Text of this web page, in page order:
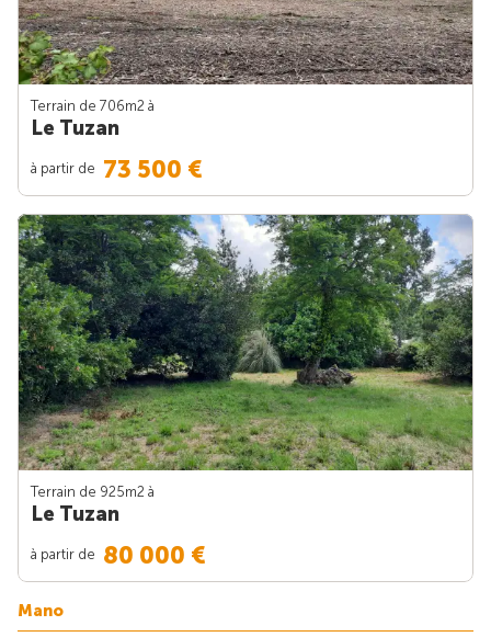
Terrain de 706m2 à
Le Tuzan
à partir de 73 500 €
Terrain de 925m2 à
Le Tuzan
à partir de 80 000 €
Mano